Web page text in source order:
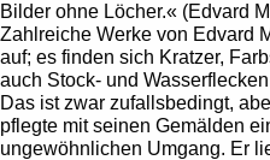
Bilder ohne Löcher.« (Edvard
Zahlreiche Werke von Edvard
auf; es finden sich Kratzer,
auch Stock- und
Das ist zwar zufallsbedingt,
pflegte mit seinen Gemälden
ungewöhnlichen Umgang. Er